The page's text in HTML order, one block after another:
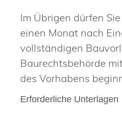
Im Übrigen dürfen
einen Monat nach
vollständigen
Baurechtsbehörde
des Vorhabens
Erforderliche Unterlagen